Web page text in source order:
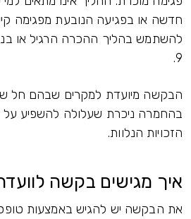
חדשה או בפגיעה הנובעת מפגימה
להשתמש בהליך ההכרה הרגיל או
9.
הבקשה מיועדת למקרים שבהם חל
בהחמרה ניכרת שעלולה להשפיע על
הזכויות הנלוות.
איך מגישים בקשה
את הבקשה יש להגיש באמצעות טופס